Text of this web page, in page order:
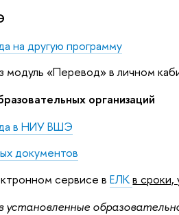
на другую программу
модуль «Перевод» в личном
организаций
в НИУ ВШЭ
документов
сервисе вЕЛКв сроки,
установленные